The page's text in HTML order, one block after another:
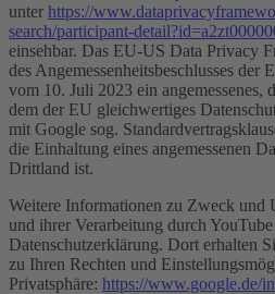
unter https://
search/participant-
einsehbar. Das EU-US Data Privacy
des Angemessenheitsbeschlusses der
vom 10. Juli 2023 ein angemessenes,
dem der EU gleichwertiges
mit Google sog.
die Einhaltung eines angemessenen
Drittland ist.
Weitere Informationen zu Zweck und
und ihrer Verarbeitung durch
Datenschutzerklärung. Dort erhalten
zu Ihren Rechten und
Privatsphäre: https://www.google.de/